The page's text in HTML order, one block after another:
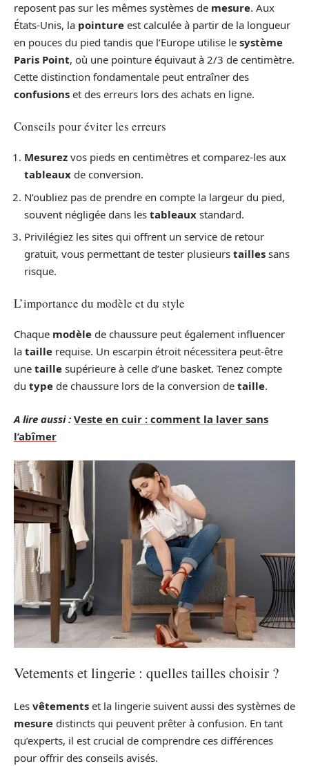
reposent pas sur les mêmes systèmes de mesure. Aux
États-Unis, la pointure est calculée à partir de la longueur
en pouces du pied tandis que l’Europe utilise le système
Paris Point, où une pointure équivaut à 2/3 de centimètre.
Cette distinction fondamentale peut entraîner des
confusions et des erreurs lors des achats en ligne.
Conseils pour éviter les erreurs
Mesurez vos pieds en centimètres et comparez-les aux
tableaux de conversion.
N’oubliez pas de prendre en compte la largeur du pied,
souvent négligée dans les tableaux standard.
Privilégiez les sites qui offrent un service de retour
gratuit, vous permettant de tester plusieurs tailles sans
risque.
L’importance du modèle et du style
Chaque modèle de chaussure peut également influencer
la taille requise. Un escarpin étroit nécessitera peut-être
une taille supérieure à celle d’une basket. Tenez compte
du type de chaussure lors de la conversion de taille.
A lire aussi : Veste en cuir : comment la laver sans
l’abîmer
Vetements et lingerie : quelles tailles choisir ?
Les vêtements et la lingerie suivent aussi des systèmes de
mesure distincts qui peuvent prêter à confusion. En tant
qu’experts, il est crucial de comprendre ces différences
pour offrir des conseils avisés.